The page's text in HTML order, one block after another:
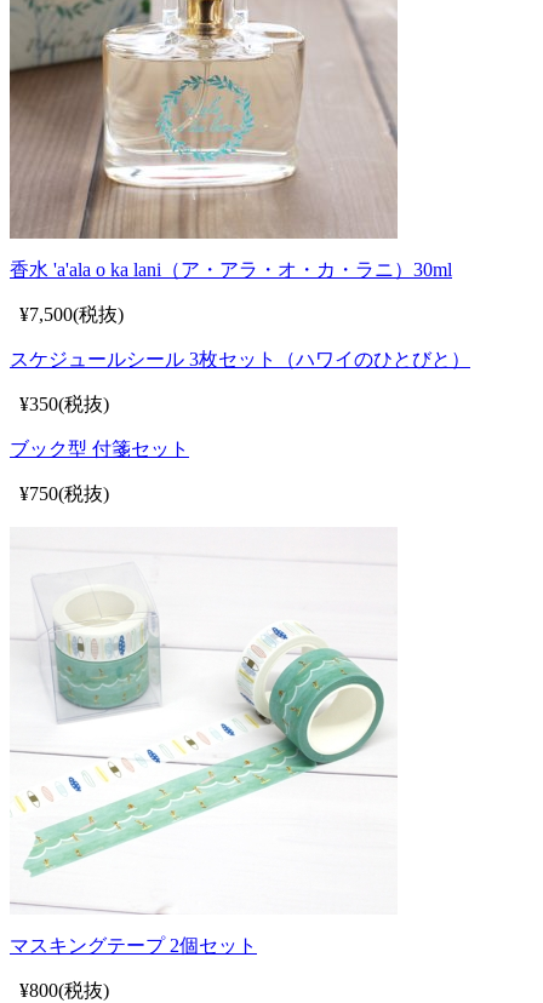
香水 'a'ala o ka lani（ア・アラ・オ・カ・ラニ）30ml
¥7,500(税抜)
スケジュールシール 3枚セット（ハワイのひとびと）
¥350(税抜)
ブック型 付箋セット
¥750(税抜)
マスキングテープ 2個セット
¥800(税抜)